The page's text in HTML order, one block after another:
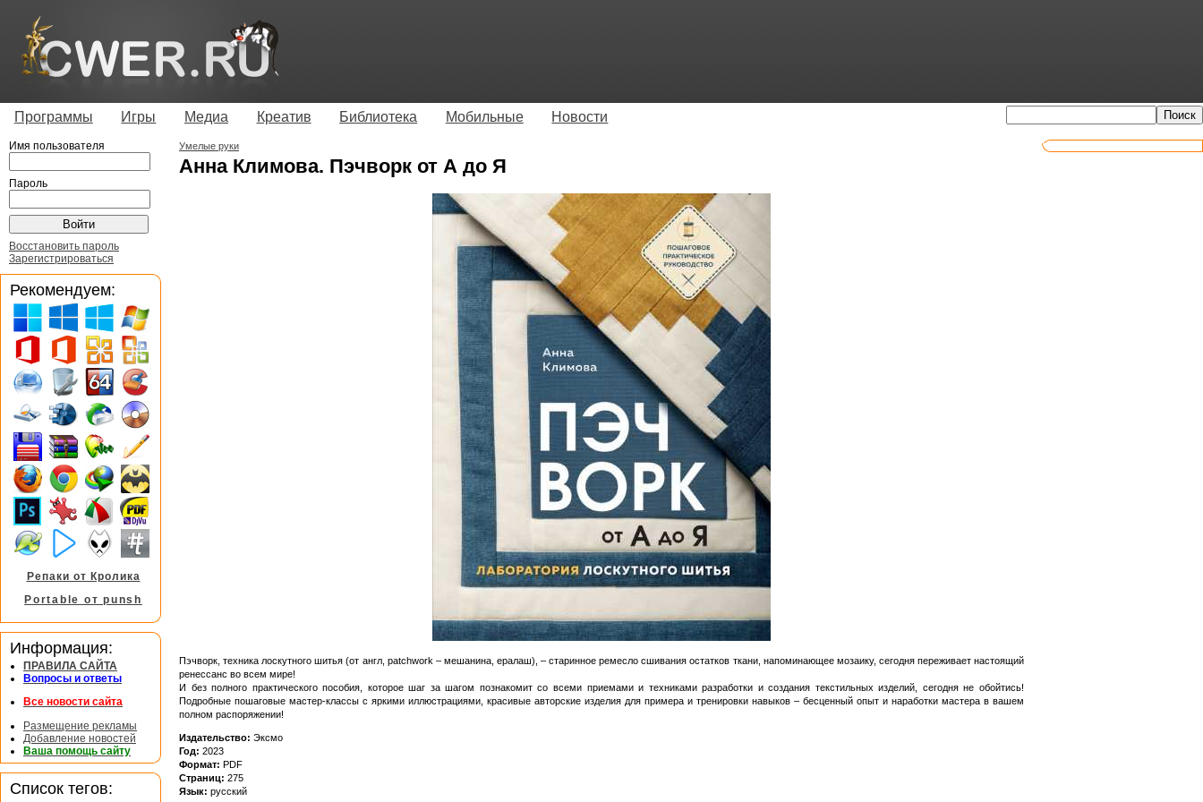
Программы Игры Медиа Креатив Библиотека Мобильные Новости
Умелые руки
Анна Климова. Пэчворк от А до Я
Пэчворк, техника лоскутного шитья (от англ, patchwork – мешанина, ералаш), – старинное ремесло сшивания остатков ткани, напоминающее мозаику, сегодня переживает настоящий
ренессанс во всем мире!
И без полного практического пособия, которое шаг за шагом познакомит со всеми приемами и техниками разработки и создания текстильных изделий, сегодня не обойтись!
Подробные пошаговые мастер-классы с яркими иллюстрациями, красивые авторские изделия для примера и тренировки навыков – бесценный опыт и наработки мастера в вашем
полном распоряжении!
Издательство: Эксмо
Год: 2023
Формат: PDF
Страниц: 275
Язык: русский
Имя пользователя
Пароль
Восстановить пароль
Зарегистрироваться
Рекомендуем:
Репаки от Кролика
Portable от punsh
Информация:
ПРАВИЛА САЙТА
Вопросы и ответы
Все новости сайта
Размещение рекламы
Добавление новостей
Ваша помощь сайту
Список тегов: